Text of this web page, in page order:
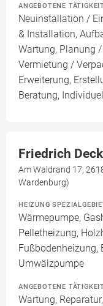
ANGEBOTENE
Neuinstallation /
& Installation,
Wartung, Planung
Vermietung /
Erweiterung,
Beratung,
Friedrich
Am Waldrand 17,
Wardenburg)
HEIZUNG
Wärmepumpe,
Pelletheizung,
Fußbodenheizung,
Umwälzpumpe
ANGEBOTENE
Wartung,